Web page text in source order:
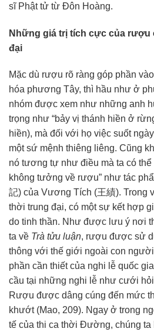
sĩ Phật tử từ Đôn Hoàng.
Những giá trị tích cực của rượu
đại
Mặc dù rượu rõ ràng góp phần vào
hóa phương Tây, thì hầu như ở
nhóm được xem như những anh
trọng như “bảy vị thánh hiền ở
hiền), mà đối với họ việc suốt
một sứ mệnh thiêng liêng. Cũng
nó tương tự như điều mà ta có thể
không tưởng về rượu” như tác
記) của Vương Tích (王績). Trong
thời trung đại, có một sự kết hợp
do tinh thần. Như được lưu ý nơi
ta về Trà tửu luận, rượu được sử
thông với thế giới ngoài con người
phần cần thiếtcủa nghi lễ quốc gia
cầu tại những nghi lễ như cưới
Rượu được dâng cúng đến mức
khướt(Mao, 209). Ngay ở trong
tế của thi ca thời Đường, chúng ta